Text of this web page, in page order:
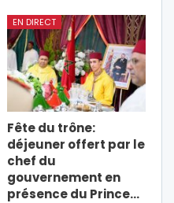
EN DIRECT
Fête du trône:
déjeuner offert par le
chef du
gouvernement en
présence du Prince…